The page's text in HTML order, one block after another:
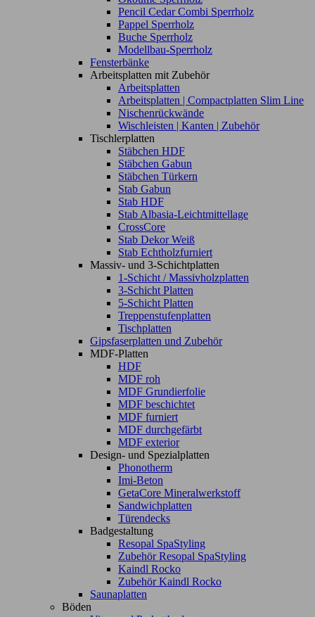
Pencil Cedar Combi Sperrholz
Pappel Sperrholz
Buche Sperrholz
Modellbau-Sperrholz
Fensterbänke
Arbeitsplatten mit Zubehör
Arbeitsplatten
Arbeitsplatten | Compactplatten Slim Line
Nischenrückwände
Wischleisten | Kanten | Zubehör
Tischlerplatten
Stäbchen HDF
Stäbchen Gabun
Stäbchen Türkern
Stab Gabun
Stab HDF
Stab Albasia-Leichtmittellage
CrossCore
Stab Dekor Weiß
Stab Echtholzfurniert
Massiv- und 3-Schichtplatten
1-Schicht / Massivholzplatten
3-Schicht Platten
5-Schicht Platten
Treppenstufenplatten
Tischplatten
Gipsfaserplatten und Zubehör
MDF-Platten
HDF
MDF roh
MDF Grundierfolie
MDF beschichtet
MDF furniert
MDF durchgefärbt
MDF exterior
Design- und Spezialplatten
Phonotherm
Imi-Beton
GetaCore Mineralwerkstoff
Sandwichplatten
Türendecks
Badgestaltung
Resopal SpaStyling
Zubehör Resopal SpaStyling
Kaindl Rocko
Zubehör Kaindl Rocko
Saunaplatten
Böden